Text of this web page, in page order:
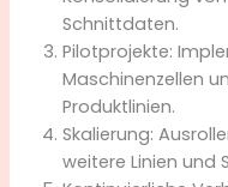
Schnittdaten.
Pilotprojekte:
Maschinenzellen
Produktlinien.
Skalierung:
weitere Linien und